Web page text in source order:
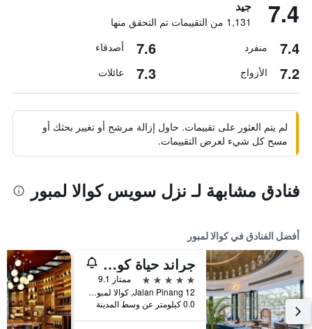
7.4 جيد
1,131 من التقييمات تم التحقق منها
7.4 منفرد 7.6 أصدقاء
7.2 الأزواج 7.3 عائلات
لم يتم العثور على تقييمات. حاول إزالة مرشح أو تغيير بحثك أو
مسح كل شيء لعرض التقييمات.
فنادق مشابهة لـ نزل سويس كوالا لمبور
أفضل الفنادق في كوالا لمبور
جراند حياة كوالالمبور
5 نجوم
ممتاز 9.1
12 Jalan Pinang, كوالا لمبور, ماليزيا
0.0 كيلومتر عن وسط المدينة